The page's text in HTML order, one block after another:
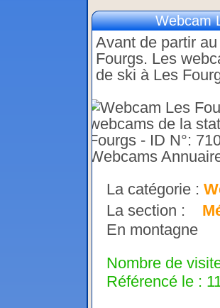
Webcam
Avant de partir
Fourgs. Les
de ski à Les
La catégorie :
La section :
En montagne
Nombre de
Référencé le :